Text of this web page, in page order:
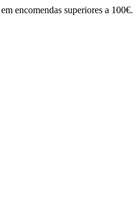
encomendas superiores a 100€.